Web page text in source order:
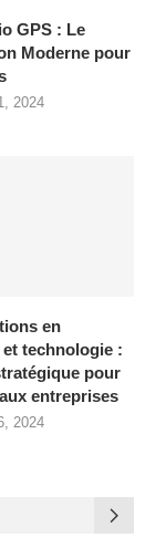
GPS : Le
Moderne pour
2024
en
technologie :
pour
entreprises
2024